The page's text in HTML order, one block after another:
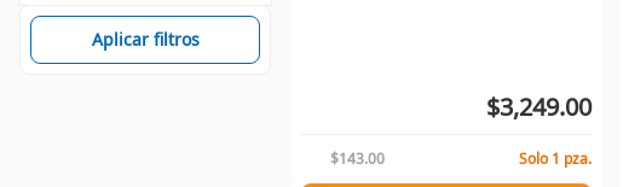
Aplicar filtros
$3,249.00
$143.00 Solo 1 pza.